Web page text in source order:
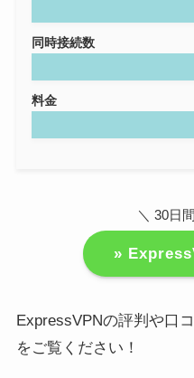
同時接続数
料金
＼ 30日
»
ExpressVPNの評判や口
をご覧ください！